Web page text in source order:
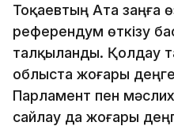
Тоқаевтың Ата заңға
референдум өткізу
талқыланды. Қолдау
облыста жоғары
Парламент пен
сайлау да жоғары